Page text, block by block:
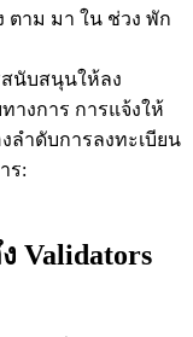
ตาม มา ใน ช่วง พัก
นับสนุนให้ลง
างการ การแจ้งให้
าดับการลงทะเบียน
ร:
Validators